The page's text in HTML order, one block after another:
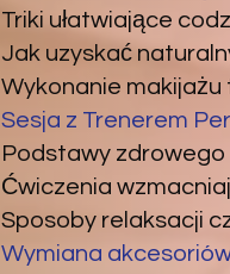
Triki ułatwiające
Jak uzyskać
Wykonanie makijażu
Sesja z Trenerem
Podstawy zdrowego
Ćwiczenia
Sposoby relaksacji
Wymiana